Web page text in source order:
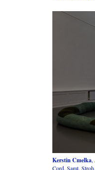
Kerstin Cmelka,
Cord, Samt,